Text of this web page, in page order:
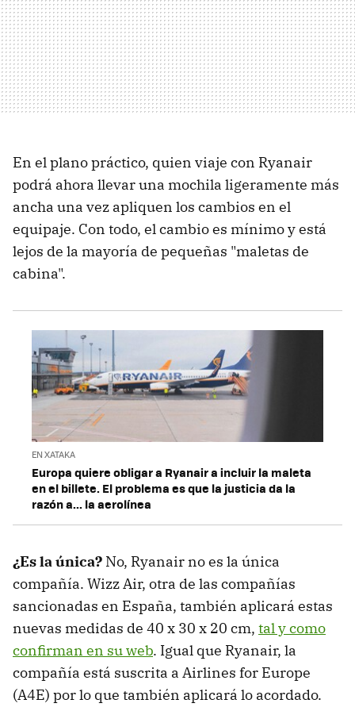
En el plano práctico, quien viaje con Ryanair
podrá ahora llevar una mochila ligeramente más
ancha una vez apliquen los cambios en el
equipaje. Con todo, el cambio es mínimo y está
lejos de la mayoría de pequeñas "maletas de
cabina".
EN XATAKA
Europa quiere obligar a Ryanair a incluir la maleta
en el billete. El problema es que la justicia da la
razón a... la aerolínea
¿Es la única? No, Ryanair no es la única
compañía. Wizz Air, otra de las compañías
sancionadas en España, también aplicará estas
nuevas medidas de 40 x 30 x 20 cm, tal y como
confirman en su web. Igual que Ryanair, la
compañía está suscrita a Airlines for Europe
(A4E) por lo que también aplicará lo acordado.